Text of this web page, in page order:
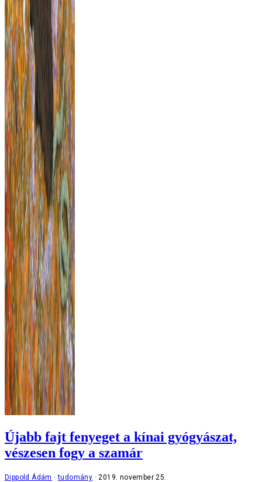
Újabb fajt fenyeget a kínai gyógyászat,
vészesen fogy a szamár
Dippold Ádám tudomány 2019. november 25.